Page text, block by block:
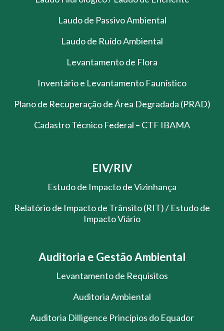
Laudo de Passivo Ambiental
Laudo de Ruído Ambiental
Levantamento de Flora
Inventário e Levantamento Faunístico
Plano de Recuperação de Área Degradada (PRAD)
Cadastro Técnico Federal – CTF IBAMA
EIV/RIV
Estudo de Impacto de Vizinhança
Relatório de Impacto de Trânsito (RIT) / Estudo de
Impacto Viário
Auditoria e Gestão Ambiental
Levantamento de Requisitos
Auditoria Ambiental
Auditoria Dilligence Princípios do Equador